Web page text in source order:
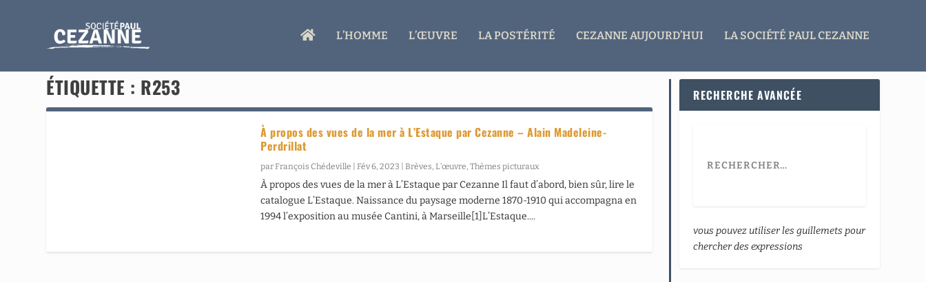
A
L’HOMME L’ŒUVRE LA POSTÉRITÉ CEZANNE AUJOURD’HUI LA SOCIÉTÉ PAUL CEZANNE
ÉTIQUETTE : R253
À propos des vues de la mer à L’Estaque par Cezanne – Alain Madeleine-
Perdrillat
parFrançois Chédeville |Fév 6, 2023 |Brèves,L’œuvre,Thèmes picturaux
À propos des vues de la mer à L’Estaque par Cezanne Il faut d’abord, bien sûr, lire le
catalogue L’Estaque. Naissance du paysage moderne 1870-1910 qui accompagna en
1994 l’exposition au musée Cantini, à Marseille[1]L’Estaque....
RECHERCHE AVANCÉE
vous pouvez utiliser les guillemets pour
chercher des expressions